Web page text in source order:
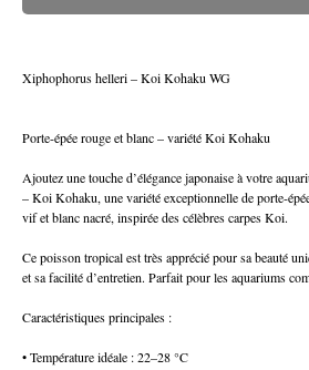
Xiphophorus helleri – Koi Kohaku WG
Porte-épée rouge et blanc – variété Koi Kohaku
Ajoutez une touche d’élégance japonaise à votre
– Koi Kohaku, une variété exceptionnelle de porte-
vif et blanc nacré, inspirée des célèbres carpes Koi.
Ce poisson tropical est très apprécié pour sa beauté
et sa facilité d’entretien. Parfait pour les aquariums
Caractéristiques principales :
• Température idéale : 22–28 °C